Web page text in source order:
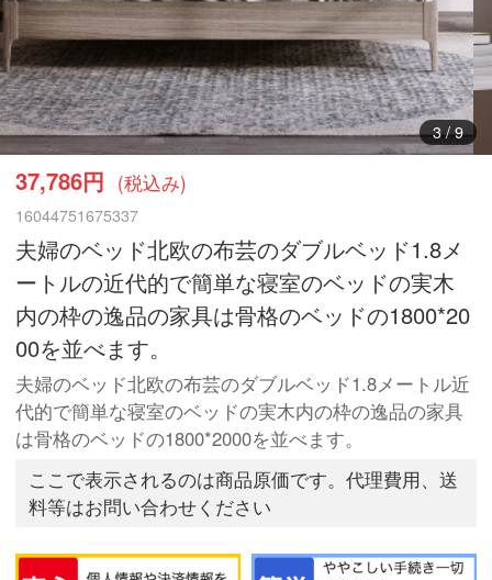
3/9
37,786円 (税込み)
16044751675337
夫婦のベッド北欧の布芸のダブルベッド1.8メ
ートルの近代的で簡単な寝室のベッドの実木
内の枠の逸品の家具は骨格のベッドの1800*20
00を並べます。
夫婦のベッド北欧の布芸のダブルベッド1.8メートル近
代的で簡単な寝室のベッドの実木内の枠の逸品の家具
は骨格のベッドの1800*2000を並べます。
ここで表示されるのは商品原価です。代理費用、送
料等はお問い合わせください